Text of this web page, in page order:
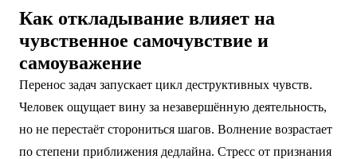
Как откладывание влияет на
чувственное самочувствие и
самоуважение
Перенос задач запускает цикл деструктивных чувств.
Человек ощущает вину за незавершённую деятельность,
но не перестаёт сторониться шагов. Волнение возрастает
по степени приближения дедлайна. Стресс от признания